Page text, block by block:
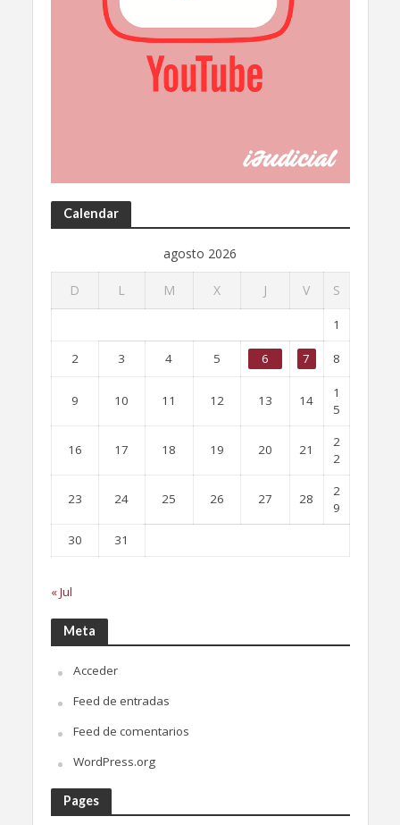
Calendar
agosto 2026
D L M X J V S
1
2 3 4 5 6 7 8
9 10 11 12 13 14
1
5
16 17 18 19 20 21
2
2
23 24 25 26 27 28
2
9
30
31
« Jul
Meta
Acceder
Feed de entradas
Feed de comentarios
WordPress.org
Pages